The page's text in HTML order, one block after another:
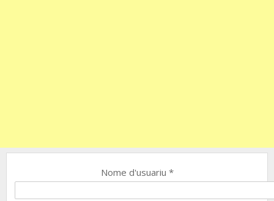
Nome d'usuariu *